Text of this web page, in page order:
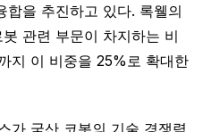
을 추진하고 있다. 록웰의
관련 부문이 차지하는 비
지 이 비중을 25%로 확대한
가 국산 코봇의 기술 경쟁력